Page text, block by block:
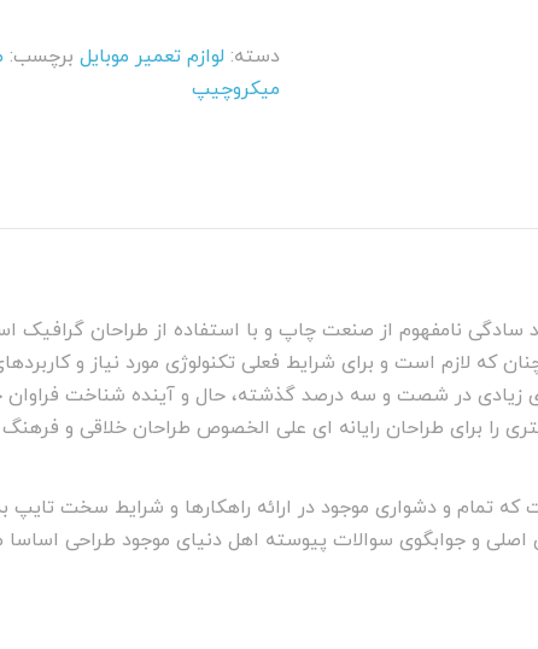
دسته: لوازم تعمیر موبایل برچسب:
میکروچیپ
سادگی نامفهوم از صنعت چاپ و با استفاده از طراحان گرافیک
که لازم است و برای شرایط فعلی تکنولوژی مورد نیاز و
زیادی در شصت و سه درصد گذشته، حال و آینده شناخت
را برای طراحان رایانه ای علی الخصوص طراحان خلاقی و
تمام و دشواری موجود در ارائه راهکارها و شرایط سخت تایپ
و جوابگوی سوالات پیوسته اهل دنیای موجود طراحی اساسا